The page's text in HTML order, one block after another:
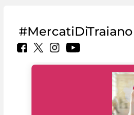
#MercatiDiTraiano